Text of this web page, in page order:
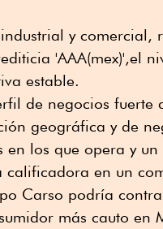
y comercial,
'AAA(mex)',el
estable.
de negocios fuerte
geográfica y de
en los que opera y
calificadora en un
Carso podría
más cauto en